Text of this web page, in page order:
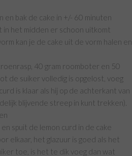
bak de cake in +/- 60 minuten
in het midden er schoon uitkomt
kan je de cake uit de vorm halen en
40 gram roomboter en 50
de suiker volledig is opgelost, voeg
is klaar als hij op de achterkant van
blijvende streep in kunt trekken).
spuit de lemon curd in de cake
elkaar, het glazuur is goed als het
toe, is het te dik voeg dan wat